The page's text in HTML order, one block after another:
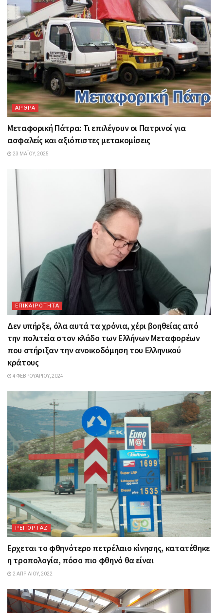
ΑΡΘΡΑ
Μεταφορική Πάτρα: Τι επιλέγουν οι Πατρινοί για
ασφαλείς και αξιόπιστες μετακομίσεις
23 ΜΑΪ́ΟΥ, 2025
ΕΠΙΚΑΙΡΟΤΗΤΑ
Δεν υπήρξε, όλα αυτά τα χρόνια, χέρι βοηθείας από
την πολιτεία στον κλάδο των Ελλήνων Μεταφορέων
που στήριξαν την ανοικοδόμηση του Ελληνικού
κράτους
4 ΦΕΒΡΟΥΑΡΊΟΥ, 2024
ΡΕΠΟΡΤΑΖ
Ερχεται το φθηνότερο πετρέλαιο κίνησης, κατατέθηκε
η τροπολογία, πόσο πιο φθηνό θα είναι
2 ΑΠΡΙΛΊΟΥ, 2022